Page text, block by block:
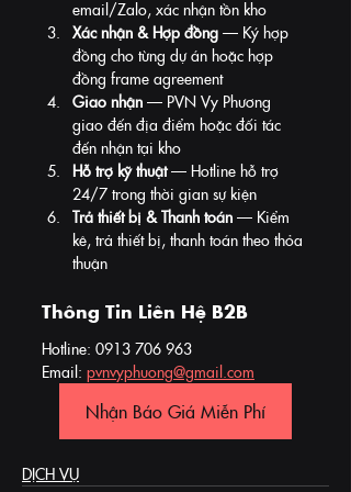
email/Zalo, xác nhận tồn kho
Xác nhận & Hợp đồng — Ký hợp
đồng cho từng dự án hoặc hợp
đồng frame agreement
Giao nhận — PVN Vy Phương
giao đến địa điểm hoặc đối tác
đến nhận tại kho
Hỗ trợ kỹ thuật — Hotline hỗ trợ
24/7 trong thời gian sự kiện
Trả thiết bị & Thanh toán — Kiểm
kê, trả thiết bị, thanh toán theo thỏa
thuận
Thông Tin Liên Hệ B2B
Hotline: 0913 706 963
Email: pvnvyphuong@gmail.com
Nhận Báo Giá Miễn Phí
DỊCH VỤ